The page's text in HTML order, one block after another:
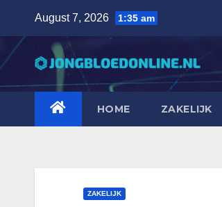
content
August 7, 2026 1:35 am
HOME ZAKELIJK
ZAKELIJK